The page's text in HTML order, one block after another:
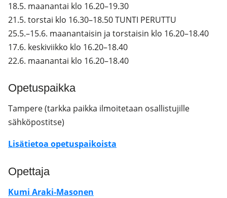
18.5. maanantai klo 16.20–19.30
21.5. torstai klo 16.30–18.50 TUNTI PERUTTU
25.5.–15.6. maanantaisin ja torstaisin klo 16.20–18.40
17.6. keskiviikko klo 16.20–18.40
22.6. maanantai klo 16.20–18.40
Opetuspaikka
Tampere (tarkka paikka ilmoitetaan osallistujille
sähköpostitse)
Lisätietoa opetuspaikoista
Opettaja
Kumi Araki-Masonen